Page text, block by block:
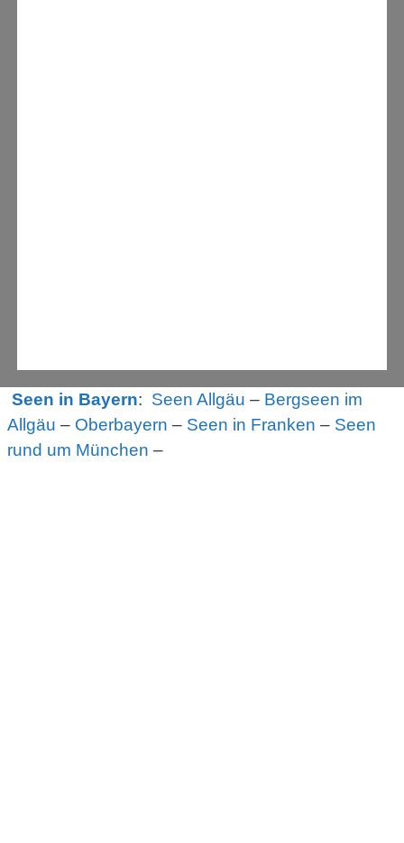
Seen in Bayern: Seen Allgäu – Bergseen im
Allgäu – Oberbayern – Seen in Franken – Seen
rund um München –